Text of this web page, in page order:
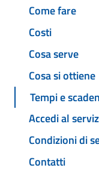
Come fare
Costi
Cosa serve
Cosa si ottiene
Tempi e
Accedi al
Condizioni di
Contatti